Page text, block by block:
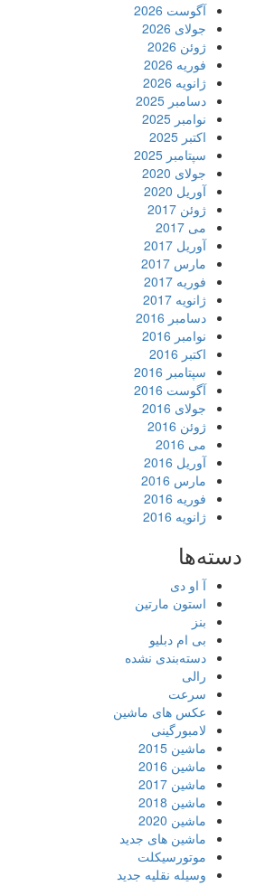
آگوست 2026
جولای 2026
ژوئن 2026
فوریه 2026
ژانویه 2026
دسامبر 2025
نوامبر 2025
اکتبر 2025
سپتامبر 2025
جولای 2020
آوریل 2020
ژوئن 2017
می 2017
آوریل 2017
مارس 2017
فوریه 2017
ژانویه 2017
دسامبر 2016
نوامبر 2016
اکتبر 2016
سپتامبر 2016
آگوست 2016
جولای 2016
ژوئن 2016
می 2016
آوریل 2016
مارس 2016
فوریه 2016
ژانویه 2016
دسته‌ها
آ او دی
استون مارتین
بنز
بی ام دبلیو
دسته‌بندی نشده
رالی
سرعت
عکس های ماشین
لامبورگینی
ماشین 2015
ماشین 2016
ماشین 2017
ماشین 2018
ماشین 2020
ماشین های جدید
موتورسیکلت
وسیله نقلیه جدید